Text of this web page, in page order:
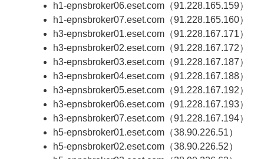
h1-epnsbroker06.eset.com（91.228.165.159）
h1-epnsbroker07.eset.com（91.228.165.160）
h3-epnsbroker01.eset.com（91.228.167.171）
h3-epnsbroker02.eset.com（91.228.167.172）
h3-epnsbroker03.eset.com（91.228.167.187）
h3-epnsbroker04.eset.com（91.228.167.188）
h3-epnsbroker05.eset.com（91.228.167.192）
h3-epnsbroker06.eset.com（91.228.167.193）
h3-epnsbroker07.eset.com（91.228.167.194）
h5-epnsbroker01.eset.com（38.90.226.51）
h5-epnsbroker02.eset.com（38.90.226.52）